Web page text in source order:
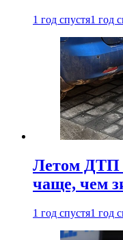
1 год спустя1 год
Летом ДТП
чаще, чем
1 год спустя1 год